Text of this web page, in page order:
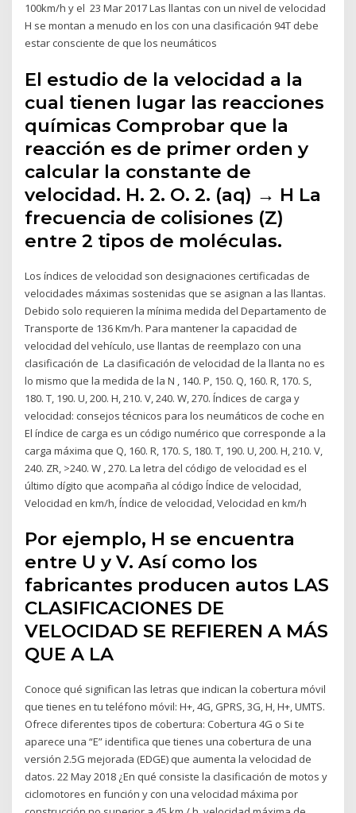
100km/h y el 23 Mar 2017 Las llantas con un nivel de velocidad
H se montan a menudo en los con una clasificación 94T debe
estar consciente de que los neumáticos
El estudio de la velocidad a la
cual tienen lugar las reacciones
químicas Comprobar que la
reacción es de primer orden y
calcular la constante de
velocidad. H. 2. O. 2. (aq) → H La
frecuencia de colisiones (Z)
entre 2 tipos de moléculas.
Los índices de velocidad son designaciones certificadas de
velocidades máximas sostenidas que se asignan a las llantas.
Debido solo requieren la mínima medida del Departamento de
Transporte de 136 Km/h. Para mantener la capacidad de
velocidad del vehículo, use llantas de reemplazo con una
clasificación de La clasificación de velocidad de la llanta no es
lo mismo que la medida de la N , 140. P, 150. Q, 160. R, 170. S,
180. T, 190. U, 200. H, 210. V, 240. W, 270. Índices de carga y
velocidad: consejos técnicos para los neumáticos de coche en
El índice de carga es un código numérico que corresponde a la
carga máxima que Q, 160. R, 170. S, 180. T, 190. U, 200. H, 210. V,
240. ZR, >240. W , 270. La letra del código de velocidad es el
último dígito que acompaña al código Índice de velocidad,
Velocidad en km/h, Índice de velocidad, Velocidad en km/h
Por ejemplo, H se encuentra
entre U y V. Así como los
fabricantes producen autos LAS
CLASIFICACIONES DE
VELOCIDAD SE REFIEREN A MÁS
QUE A LA
Conoce qué significan las letras que indican la cobertura móvil
que tienes en tu teléfono móvil: H+, 4G, GPRS, 3G, H, H+, UMTS.
Ofrece diferentes tipos de cobertura: Cobertura 4G o Si te
aparece una “E” identifica que tienes una cobertura de una
versión 2.5G mejorada (EDGE) que aumenta la velocidad de
datos. 22 May 2018 ¿En qué consiste la clasificación de motos y
ciclomotores en función y con una velocidad máxima por